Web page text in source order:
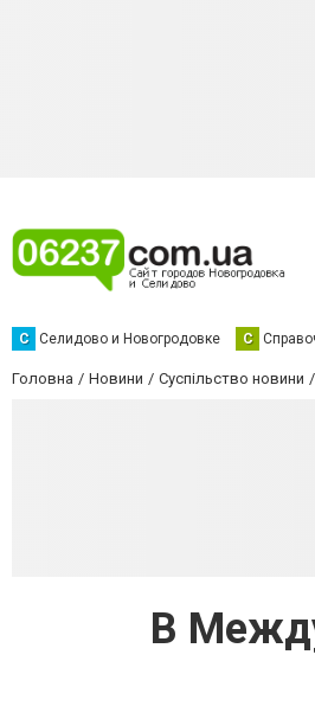
С Селидово и Новогродовке С
Головна Новини Суспільство новини
В